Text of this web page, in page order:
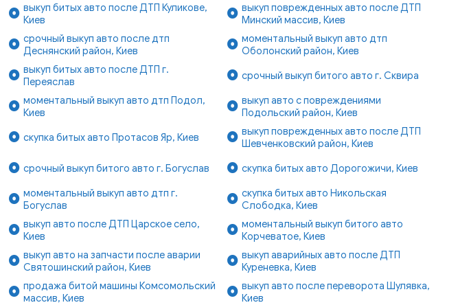
выкуп битых авто после ДТП Куликове,
Киев
выкуп поврежденных авто после ДТП
Минский массив, Киев
срочный выкуп авто после дтп
Деснянский район, Киев
моментальный выкуп авто дтп
Оболонский район, Киев
выкуп битых авто после ДТП г.
Переяслав
срочный выкуп битого авто г. Сквира
моментальный выкуп авто дтп Подол,
Киев
выкуп авто с повреждениями
Подольский район, Киев
скупка битых авто Протасов Яр, Киев
выкуп поврежденных авто после ДТП
Шевченковский район, Киев
срочный выкуп битого авто г. Богуслав
скупка битых авто Дорогожичи, Киев
моментальный выкуп авто дтп г.
Богуслав
скупка битых авто Никольская
Слободка, Киев
выкуп авто после ДТП Царское село,
Киев
моментальный выкуп битого авто
Корчеватое, Киев
выкуп авто на запчасти после аварии
Святошинский район, Киев
выкуп аварийных авто после ДТП
Куреневка, Киев
продажа битой машины Комсомольский
массив, Киев
выкуп авто после переворота Шулявка,
Киев